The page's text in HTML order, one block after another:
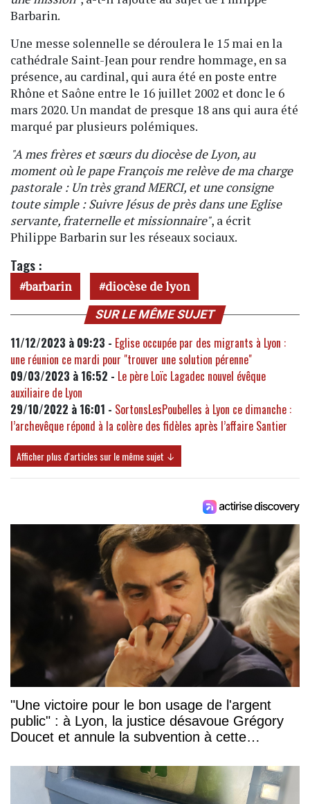
Barbarin.
Une messe solennelle se déroulera le 15 mai en la
cathédrale Saint-Jean pour rendre hommage, en sa
présence, au cardinal, qui aura été en poste entre
Rhône et Saône entre le 16 juillet 2002 et donc le 6
mars 2020. Un mandat de presque 18 ans qui aura été
marqué par plusieurs polémiques.
"A mes frères et sœurs du diocèse de Lyon, au
moment où le pape François me relève de ma charge
pastorale : Un très grand MERCI, et une consigne
toute simple : Suivre Jésus de près dans une Eglise
servante, fraternelle et missionnaire", a écrit
Philippe Barbarin sur les réseaux sociaux.
Tags :
barbarin diocèse de lyon
SUR LE MÊME SUJET
11/12/2023 à 09:23 - Eglise occupée par des migrants à Lyon :
une réunion ce mardi pour "trouver une solution pérenne"
09/03/2023 à 16:52 - Le père Loïc Lagadec nouvel évêque
auxiliaire de Lyon
29/10/2022 à 16:01 - SortonsLesPoubelles à Lyon ce dimanche :
l’archevêque répond à la colère des fidèles après l’affaire Santier
Afficher plus d'articles sur le même sujet ↓
"Une victoire pour le bon usage de l'argent
public" : à Lyon, la justice désavoue Grégory
Doucet et annule la subvention à cette